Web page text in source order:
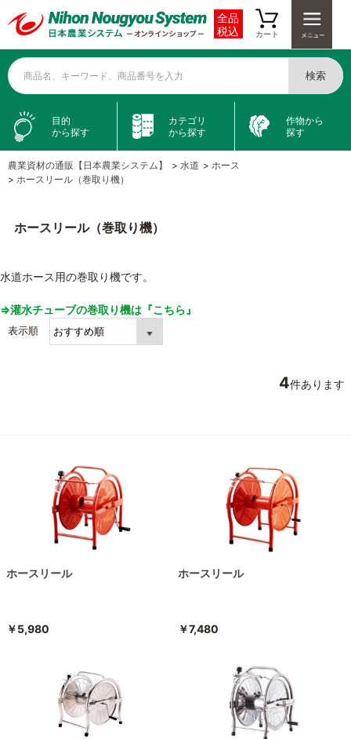
全品
税込
カート
商品名、キーワード、商品番号を入力 検索
目的
から探す
カテゴリ
から探す
作物から
探す
農業資材の通販【日本農業システム】 > 水道 > ホース
> ホースリール（巻取り機）
ホースリール（巻取り機）
水道ホース用の巻取り機です。
⇒灌水チューブの巻取り機は『こちら』
表示順
4件あります
ホースリール
￥5,980
ホースリール
￥7,480